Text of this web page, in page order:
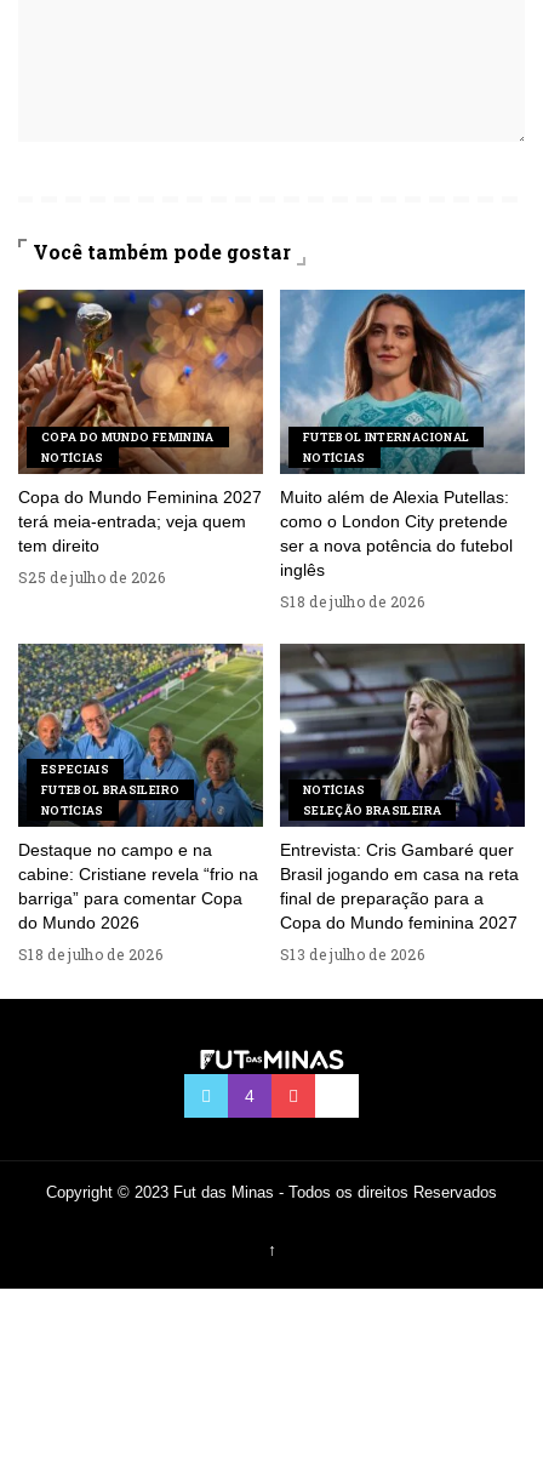
Você também pode gostar
COPA DO MUNDO FEMININA
NOTÍCIAS
Copa do Mundo Feminina 2027
terá meia-entrada; veja quem
tem direito
25 de julho de 2026
FUTEBOL INTERNACIONAL
NOTÍCIAS
Muito além de Alexia Putellas:
como o London City pretende
ser a nova potência do futebol
inglês
18 de julho de 2026
ESPECIAIS
FUTEBOL BRASILEIRO
NOTÍCIAS
Destaque no campo e na
cabine: Cristiane revela “frio na
barriga” para comentar Copa
do Mundo 2026
18 de julho de 2026
NOTÍCIAS
SELEÇÃO BRASILEIRA
Entrevista: Cris Gambaré quer
Brasil jogando em casa na reta
final de preparação para a
Copa do Mundo feminina 2027
13 de julho de 2026
Copyright © 2023 Fut das Minas - Todos os direitos Reservados
↑